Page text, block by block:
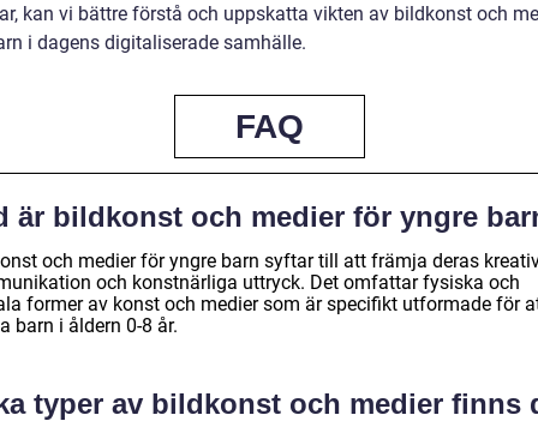
kan vi bättre förstå och uppskatta vikten av bildkonst och
i dagens digitaliserade samhälle.
FAQ
är bildkonst och medier för yngre
och medier för yngre barn syftar till att främja deras
och konstnärliga uttryck. Det omfattar fysiska och
former av konst och medier som är specifikt utformade för
barn i åldern 0-8 år.
typer av bildkonst och medier finns